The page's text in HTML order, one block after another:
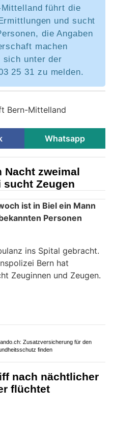
führt die
und sucht
die Angaben
machen
sich unter der
25 31 zu melden.
Bern-Mittelland
Whatsapp
Nacht zweimal
sucht Zeugen